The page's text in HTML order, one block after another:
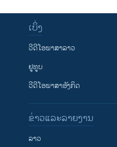
ເບິ່ງ
ວີດີໂອພາສາລາວ
ຢູທູບ
ວີດີໂອພາສາອັງກິດ
ຂ່າວແລະລາຍງານ
ລາວ